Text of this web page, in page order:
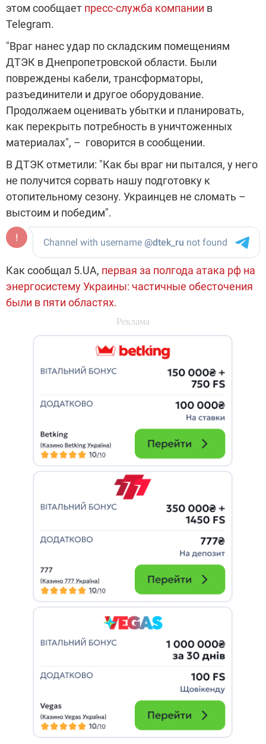
этом сообщает пресс-служба компании в
Telegram.
"Враг нанес удар по складским помещениям
ДТЭК в Днепропетровской области. Были
повреждены кабели, трансформаторы,
разъединители и другое оборудование.
Продолжаем оценивать убытки и планировать,
как перекрыть потребность в уничтоженных
материалах", – говорится в сообщении.
В ДТЭК отметили: "Как бы враг ни пытался, у него
не получится сорвать нашу подготовку к
отопительному сезону. Украинцев не сломать –
выстоим и победим".
Как сообщал 5.UA, первая за полгода атака рф на
энергосистему Украины: частичные обесточения
были в пяти областях.